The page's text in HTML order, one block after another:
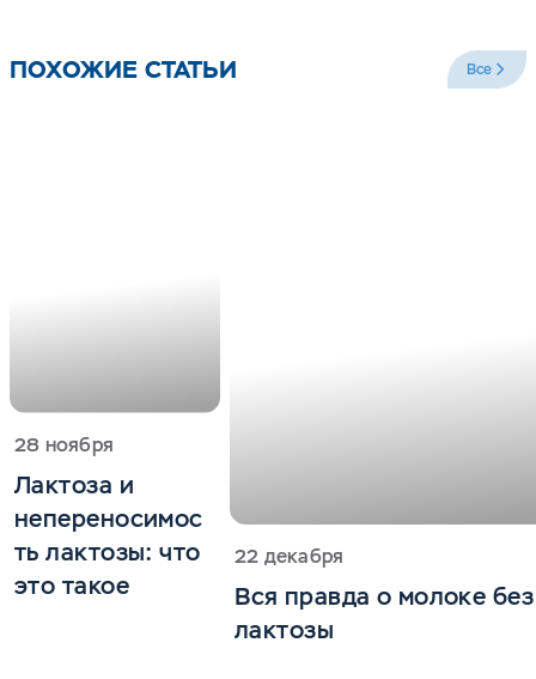
ПОХОЖИЕ СТАТЬИ Все
28 ноября
Лактоза и
непереносимос
ть лактозы: что
это такое
22 декабря
Вся правда о молоке без
лактозы